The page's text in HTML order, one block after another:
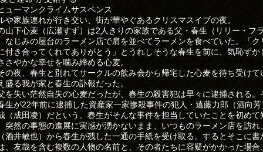
ューマンクライムサスペンス
や家族連れが行き交い、街が華やぐあるクリスマスイブの夜。
山下心麦（広瀬すず）は2人きりの家族である父・春生（リリー・フ
なじみの屋台のラーメン店で肩を並べてラーメンを食べていた。「ク
付き合ってくれてありがとう」とうれしそうな春生を前に、気恥ずか
さやかな幸せを噛み締める心麦。
の夜、春生と別れてサークルの飲み会から帰宅した心麦を待ち受けて
盛る我が家と春生の訃報だった。
を失い茫然自失の心麦だったが、春生の殺害犯は早々に逮捕される。
生が22年前に逮捕した資産家一家惨殺事件の犯人・遠藤力郎（酒向
（成田凌）だという。春生がそんな事件を担当していたことを初めて
突然の事態の進展に実感が湧かないまま、いつものラーメン店を訪れ
酒井敏也）から春生が残した一通の手紙を受け取る。するとそこに書
、友哉を含む複数の人物の名前と、その者たちに容疑がかかった場合